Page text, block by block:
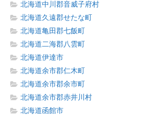
北海道中川郡音威子府村
北海道久遠郡せたな町
北海道亀田郡七飯町
北海道二海郡八雲町
北海道伊達市
北海道余市郡仁木町
北海道余市郡余市町
北海道余市郡赤井川村
北海道函館市